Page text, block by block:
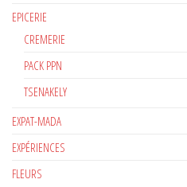
EPICERIE
CREMERIE
PACK PPN
TSENAKELY
EXPAT-MADA
EXPÉRIENCES
FLEURS